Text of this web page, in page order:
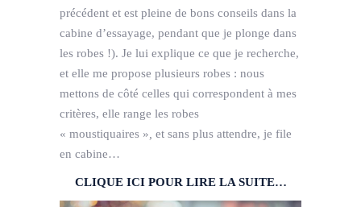
précédent et est pleine de bons conseils dans la
cabine d’essayage, pendant que je plonge dans
les robes !). Je lui explique ce que je recherche,
et elle me propose plusieurs robes : nous
mettons de côté celles qui correspondent à mes
critères, elle range les robes
« moustiquaires » et sans plus attendre, je file
en cabine…
CLIQUE ICI POUR LIRE LA SUITE…